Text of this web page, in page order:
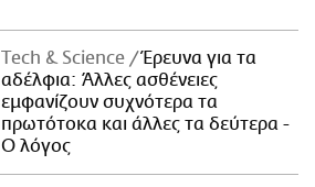
Τech & Science
Έρευνα για τα
αδέλφια: Άλλες ασθένειες
εμφανίζουν συχνότερα τα
πρωτότοκα και άλλες τα δεύτερα -
Ο λόγος